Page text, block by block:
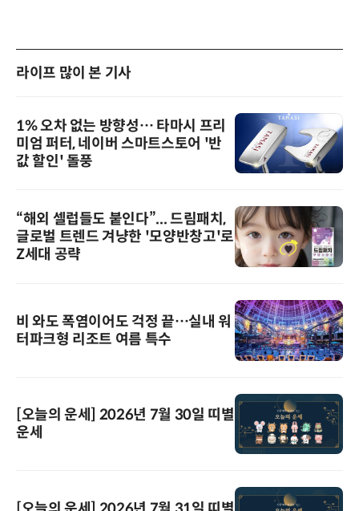
라이프 많이 본 기사
1% 오차 없는 방향성… 타마시 프리
미엄 퍼터, 네이버 스마트스토어 '반
값 할인' 돌풍
“해외 셀럽들도 붙인다”... 드림패치,
글로벌 트렌드 겨냥한 '모양반창고'로
Z세대 공략
비 와도 폭염이어도 걱정 끝…실내 워
터파크형 리조트 여름 특수
[오늘의 운세] 2026년 7월 30일 띠별
운세